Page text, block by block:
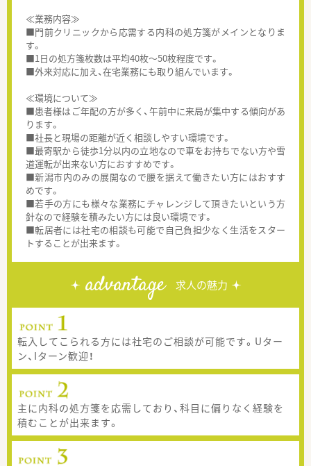
≪業務内容≫
■門前クリニックから応需する内科の処方箋がメインとなりま
す。
■1日の処方箋枚数は平均40枚～50枚程度です。
■外来対応に加え、在宅業務にも取り組んでいます。
≪環境について≫
■患者様はご年配の方が多く、午前中に来局が集中する傾向があ
ります。
■社長と現場の距離が近く相談しやすい環境です。
■最寄駅から徒歩1分以内の立地なので車をお持ちでない方や雪
道運転が出来ない方におすすめです。
■新潟市内のみの展開なので腰を据えて働きたい方にはおすす
めです。
■若手の方にも様々な業務にチャレンジして頂きたいという方
針なので経験を積みたい方には良い環境です。
■転居者には社宅の相談も可能で自己負担少なく生活をスター
トすることが出来ます。
advantage 求人の魅力
転入してこられる方には社宅のご相談が可能です。Uター
ン、Iターン歓迎！
主に内科の処方箋を応需しており、科目に偏りなく経験を
積むことが出来ます。